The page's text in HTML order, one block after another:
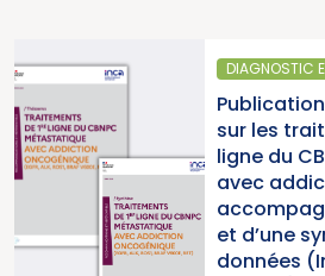
DIAGNOSTIC ET TRAITEMENT
Publication d’un thésaurus
sur les traitements de 1re
ligne du CBNPC métastatique
avec addiction oncogénique,
accompagné d’une synthèse
et d’une synthèse de
données (Institut National du